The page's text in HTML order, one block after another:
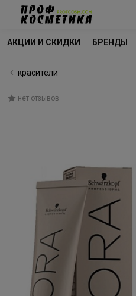
АКЦИИ И СКИДКИ БРЕНДЫ
красители
нет отзывов